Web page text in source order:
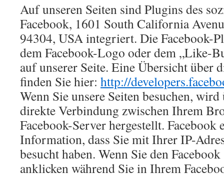
Auf unseren Seiten sind Plugins des
Facebook, 1601 South California
94304, USA integriert. Die Facebook-
dem Facebook-Logo oder dem „Like-
auf unserer Seite. Eine Übersicht über
finden Sie hier: http://
Wenn Sie unsere Seiten besuchen,
direkte Verbindung zwischen Ihrem
Facebook-Server hergestellt. Facebook
Information, dass Sie mit Ihrer IP-
besucht haben. Wenn Sie den
anklicken während Sie in Ihrem